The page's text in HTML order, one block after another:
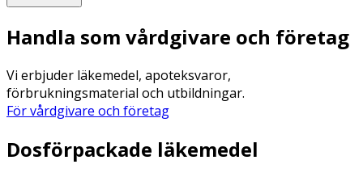
Handla som vårdgivare och företag
Vi erbjuder läkemedel, apoteksvaror,
förbrukningsmaterial och utbildningar.
För vårdgivare och företag
Dosförpackade läkemedel